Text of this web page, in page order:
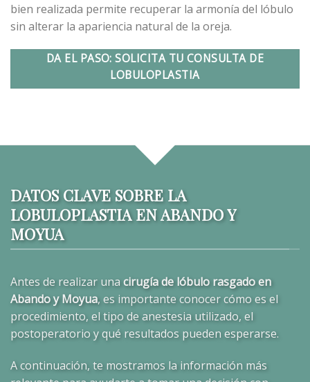
bien realizada permite recuperar la armonía del lóbulo
sin alterar la apariencia natural de la oreja.
DA EL PASO: SOLICITA TU CONSULTA DE
LOBULOPLASTIA
DATOS CLAVE SOBRE LA
LOBULOPLASTIA EN ABANDO Y
MOYUA
Antes de realizar una cirugía de lóbulo rasgado en
Abando y Moyua, es importante conocer cómo es el
procedimiento, el tipo de anestesia utilizado, el
postoperatorio y qué resultados pueden esperarse.
A continuación, te mostramos la información más